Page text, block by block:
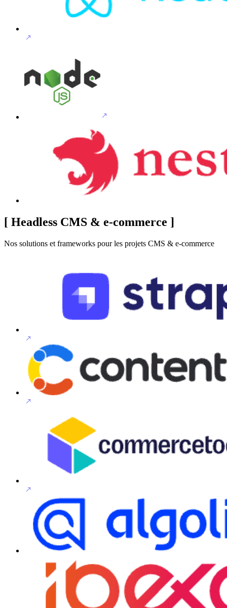
[ Headless CMS & e-commerce ]
Nos solutions et frameworks pour les projets CMS & e-commerce